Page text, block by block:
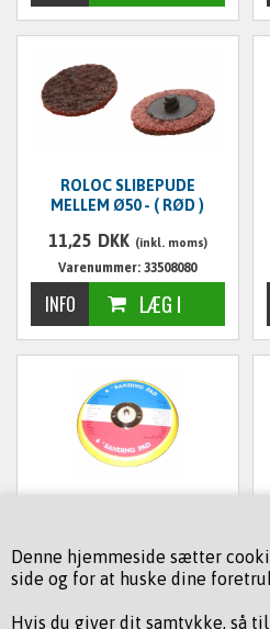
Denne hjemmeside sætter
side og for at huske dine
Hvis du giver dit samtykke, så
ROLOC SLIBEPUDE
MELLEM Ø50 - ( RØD )
11,25 DKK (inkl. moms)
Varenummer: 33508080
98,00 DKK (inkl. moms)
Varenummer: 10028002